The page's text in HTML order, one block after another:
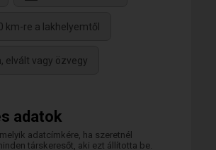
km-re a lakhelyemtől
elvált vagy özvegy
adatok
adatcímkére, ha szeretnél
társkeresőt, aki ezt állította be.